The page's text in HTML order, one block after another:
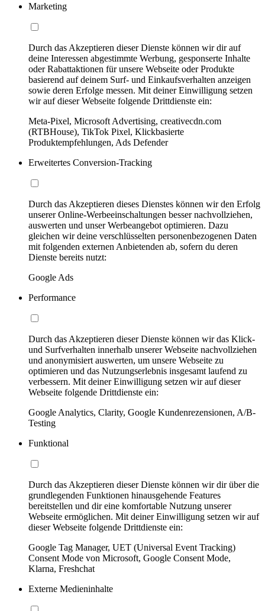
Marketing
Durch das Akzeptieren dieser Dienste können wir dir auf
deine Interessen abgestimmte Werbung, gesponserte Inhalte
oder Rabattaktionen für unsere Webseite oder Produkte
basierend auf deinem Surf- und Einkaufsverhalten anzeigen
sowie deren Erfolge messen. Mit deiner Einwilligung setzen
wir auf dieser Webseite folgende Drittdienste ein:
Meta-Pixel, Microsoft Advertising, creativecdn.com
(RTBHouse), TikTok Pixel, Klickbasierte
Produktempfehlungen, Ads Defender
Erweitertes Conversion-Tracking
Durch das Akzeptieren dieses Dienstes können wir den Erfolg
unserer Online-Werbeeinschaltungen besser nachvollziehen,
auswerten und unser Werbeangebot optimieren. Dazu
gleichen wir deine verschlüsselten personenbezogenen Daten
mit folgenden externen Anbietenden ab, sofern du deren
Dienste bereits nutzt:
Google Ads
Performance
Durch das Akzeptieren dieser Dienste können wir das Klick-
und Surfverhalten innerhalb unserer Webseite nachvollziehen
und anonymisiert auswerten, um unsere Webseite zu
optimieren und das Nutzungserlebnis insgesamt laufend zu
verbessern. Mit deiner Einwilligung setzen wir auf dieser
Webseite folgende Drittdienste ein:
Google Analytics, Clarity, Google Kundenrezensionen, A/B-
Testing
Funktional
Durch das Akzeptieren dieser Dienste können wir dir über die
grundlegenden Funktionen hinausgehende Features
bereitstellen und dir eine komfortable Nutzung unserer
Webseite ermöglichen. Mit deiner Einwilligung setzen wir auf
dieser Webseite folgende Drittdienste ein:
Google Tag Manager, UET (Universal Event Tracking)
Consent Mode von Microsoft, Google Consent Mode,
Klarna, Freshchat
Externe Medieninhalte